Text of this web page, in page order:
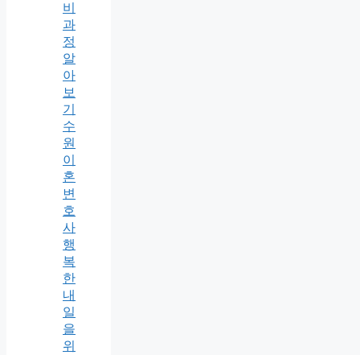
비
과
정
알
아
보
기
수
원
이
혼
변
호
사
행
복
한
내
일
을
위